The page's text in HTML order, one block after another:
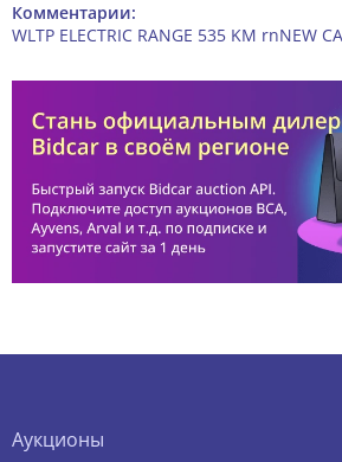
Комментарии:
WLTP ELECTRIC RANGE 535 KM rnNEW
Аукционы